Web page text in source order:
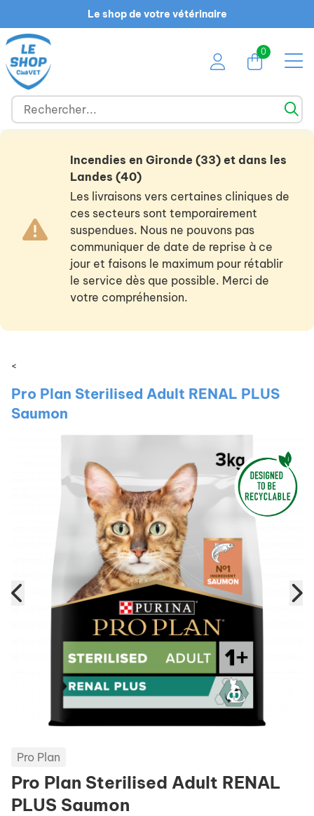
Le shop de votre vétérinaire
0
Incendies en Gironde (33) et dans les
Landes (40)
Les livraisons vers certaines cliniques de
ces secteurs sont temporairement
suspendues. Nous ne pouvons pas
communiquer de date de reprise à ce
jour et faisons le maximum pour rétablir
le service dès que possible. Merci de
votre compréhension.
<
Pro Plan Sterilised Adult RENAL PLUS
Saumon
Pro Plan
Pro Plan Sterilised Adult RENAL
PLUS Saumon